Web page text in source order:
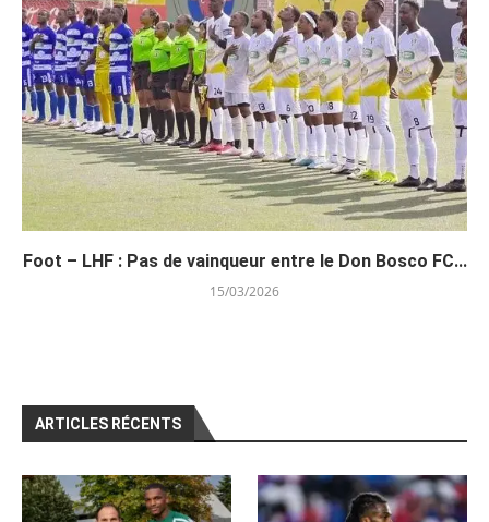
Foot – LHF : Pas de vainqueur entre le Don Bosco FC...
15/03/2026
ARTICLES RÉCENTS